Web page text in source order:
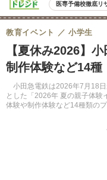
医専予備校徹底リ
親子で考える大学選び 高校
共通テスト 夏休み
8月開催イベント・WS 全国
自由研究教材（小学生向け）
【夏休み2026】
制作体験など14種
小田急電鉄は2026年7月18
とした「2026年 夏の親子体験
体験や制作体験など14種類の
教育イベント 小学生